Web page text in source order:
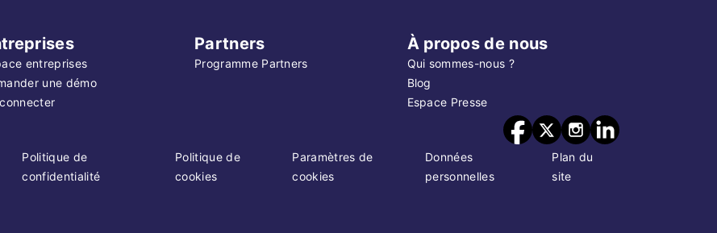
entreprises
une démo
Partners
Programme Partners
À propos de nous
Qui sommes-nous ?
Blog
Espace Presse
Politique de
confidentialité
Politique de
cookies
Paramètres de
cookies
Données
personnelles
Plan du
site